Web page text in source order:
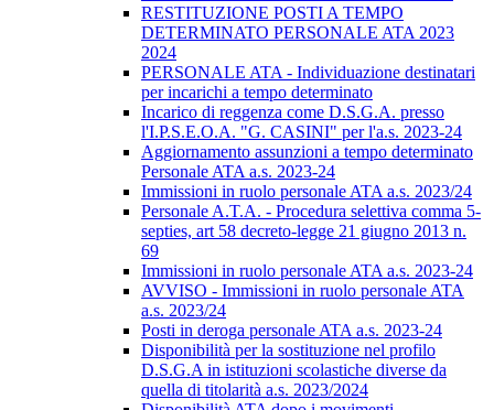
RESTITUZIONE POSTI A TEMPO
DETERMINATO PERSONALE ATA 2023
2024
PERSONALE ATA - Individuazione destinatari
per incarichi a tempo determinato
Incarico di reggenza come D.S.G.A. presso
l'I.P.S.E.O.A. "G. CASINI" per l'a.s. 2023-24
Aggiornamento assunzioni a tempo determinato
Personale ATA a.s. 2023-24
Immissioni in ruolo personale ATA a.s. 2023/24
Personale A.T.A. - Procedura selettiva comma 5-
septies, art 58 decreto-legge 21 giugno 2013 n.
69
Immissioni in ruolo personale ATA a.s. 2023-24
AVVISO - Immissioni in ruolo personale ATA
a.s. 2023/24
Posti in deroga personale ATA a.s. 2023-24
Disponibilità per la sostituzione nel profilo
D.S.G.A in istituzioni scolastiche diverse da
quella di titolarità a.s. 2023/2024